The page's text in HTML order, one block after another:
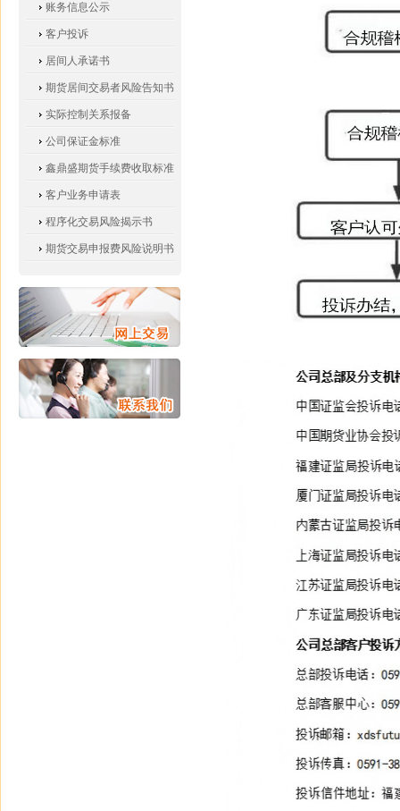
账务信息公示
客户投诉
居间人承诺书
期货居间交易者风险告知书
实际控制关系报备
公司保证金标准
鑫鼎盛期货手续费收取标准
客户业务申请表
程序化交易风险揭示书
期货交易申报费风险说明书